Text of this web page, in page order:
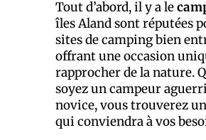
Tout d’abord, il y a le
îles Aland sont réputées
sites de camping bien
offrant une occasion
rapprocher de la nature.
soyez un campeur
novice, vous trouverez
qui conviendra à vos